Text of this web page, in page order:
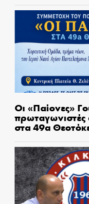
Οι «Παίονες»
στα 49α